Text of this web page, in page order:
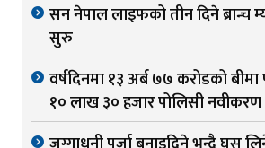
सन नेपाल लाइफको तीन दिने ब्रान्च
सुरु
वर्षदिनमा १३ अर्ब ७७ करोडको
१० लाख ३० हजार पोलिसी